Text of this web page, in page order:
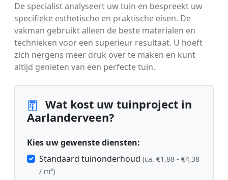
De specialist analyseert uw tuin en bespreekt uw
specifieke esthetische en praktische eisen. De
vakman gebruikt alleen de beste materialen en
technieken voor een superieur resultaat. U hoeft
zich nergens meer druk over te maken en kunt
altijd genieten van een perfecte tuin.
Wat kost uw tuinproject in
Aarlanderveen?
Kies uw gewenste diensten:
Standaard tuinonderhoud (ca. €1,88 - €4,38
/ m²)